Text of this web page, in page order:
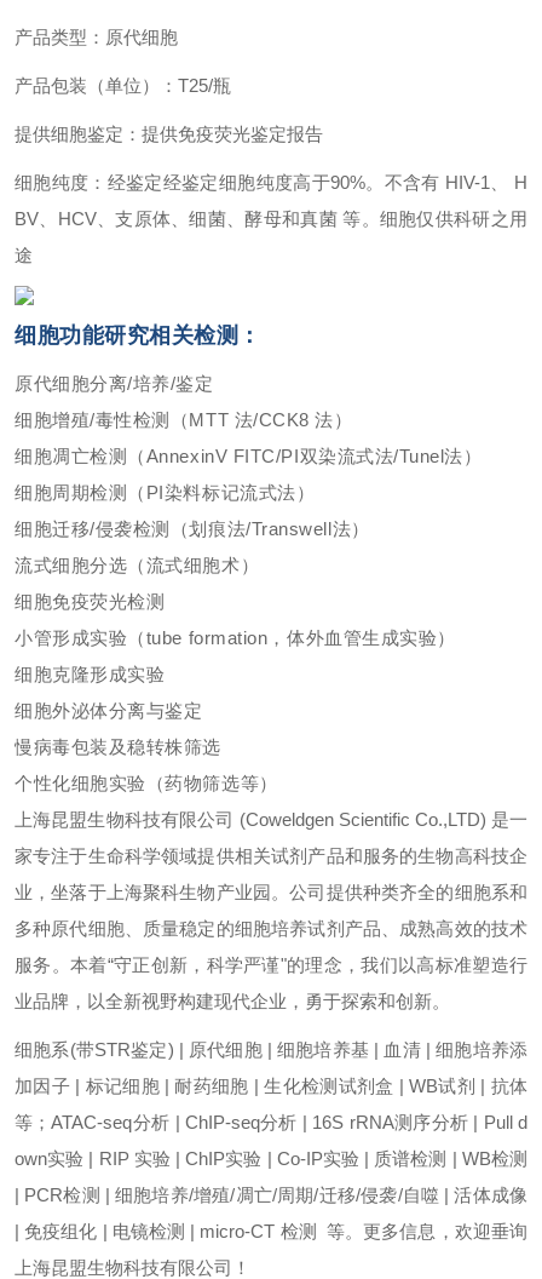
产品类型：原代细胞
产品包装（单位）：T25/瓶
提供细胞鉴定：提供免疫荧光鉴定报告
细胞纯度：经鉴定经鉴定细胞纯度高于90%。不含有 HIV-1、 H
BV、HCV、支原体、细菌、酵母和真菌 等。细胞仅供科研之用
途
细胞功能研究相关检测：
原代细胞分离/培养/鉴定
细胞增殖/毒性检测（MTT 法/CCK8 法）
细胞凋亡检测（AnnexinV FITC/PI双染流式法/Tunel法）
细胞周期检测（PI染料标记流式法）
细胞迁移/侵袭检测（划痕法/Transwell法）
流式细胞分选（流式细胞术）
细胞免疫荧光检测
小管形成实验（tube formation，体外血管生成实验）
细胞克隆形成实验
细胞外泌体分离与鉴定
慢病毒包装及稳转株筛选
个性化细胞实验（药物筛选等）
上海昆盟生物科技有限公司 (Coweldgen Scientific Co.,LTD) 是一
家专注于生命科学领域提供相关试剂产品和服务的生物高科技企
业，坐落于上海聚科生物产业园。公司提供种类齐全的细胞系和
多种原代细胞、质量稳定的细胞培养试剂产品、成熟高效的技术
服务。本着“守正创新，科学严谨"的理念，我们以高标准塑造行
业品牌，以全新视野构建现代企业，勇于探索和创新。
细胞系(带STR鉴定) | 原代细胞 | 细胞培养基 | 血清 | 细胞培养添
加因子 | 标记细胞 | 耐药细胞 | 生化检测试剂盒 | WB试剂 | 抗体
等；ATAC-seq分析 | ChIP-seq分析 | 16S rRNA测序分析 | Pull d
own实验 | RIP 实验 | ChIP实验 | Co-IP实验 | 质谱检测 | WB检测
| PCR检测 | 细胞培养/增殖/凋亡/周期/迁移/侵袭/自噬 | 活体成像
| 免疫组化 | 电镜检测 | micro-CT 检测 等。更多信息，欢迎垂询
上海昆盟生物科技有限公司！